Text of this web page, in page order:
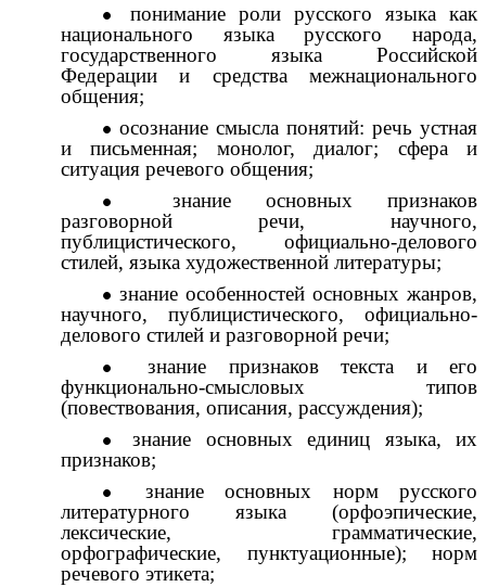
понимание роли русского языка как
национального языка русского народа,
государственного языка Российской
Федерации и средства межнационального
общения;
осознание смысла понятий: речь устная
и письменная; монолог, диалог; сфера и
ситуация речевого общения;
знание основных признаков
разговорной речи, научного,
публицистического, официaльно-делового
стилей, языка художественной литературы;
знание особенностей основных жанров,
научного, публицистического, официaльно-
делового стилей и разговорной речи;
знание признаков текста и его
функционaльно-смысловых типов
(повествования, описания, рассуждения);
знание основных единиц языка, их
признаков;
знание основных норм русского
литературного языка (орфоэпические,
лексические, грамматические,
орфографические, пунктуационные); норм
речевого этикета;